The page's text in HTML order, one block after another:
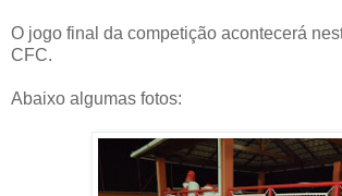
O jogo final da competição acontecerá
CFC.
Abaixo algumas fotos: